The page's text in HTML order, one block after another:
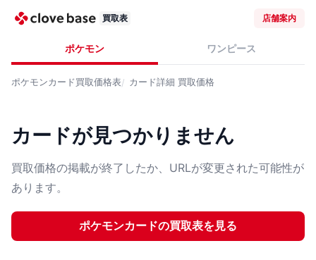
買取表 店舗案内
ポケモン ワンピース
ポケモンカード買取価格表 カード詳細 買取価格
カードが見つかりません
買取価格の掲載が終了したか、URLが変更された可能性が
あります。
ポケモンカードの買取表を見る